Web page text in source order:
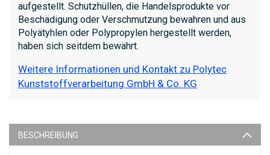
aufgestellt. Schutzhüllen, die Handelsprodukte vor
Beschädigung oder Verschmutzung bewahren und aus
Polyätyhlen oder Polypropylen hergestellt werden,
haben sich seitdem bewährt.
Weitere Informationen und Kontakt zu Polytec
Kunststoffverarbeitung GmbH & Co. KG
BESCHREIBUNG